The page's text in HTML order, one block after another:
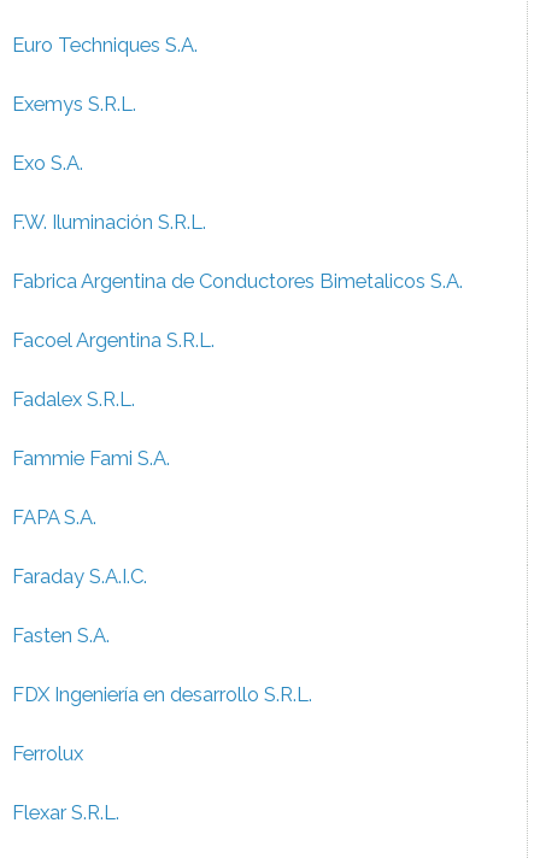
Euro Techniques S.A.
Exemys S.R.L.
Exo S.A.
F.W. Iluminación S.R.L.
Fabrica Argentina de Conductores Bimetalicos S.A.
Facoel Argentina S.R.L.
Fadalex S.R.L.
Fammie Fami S.A.
FAPA S.A.
Faraday S.A.I.C.
Fasten S.A.
FDX Ingeniería en desarrollo S.R.L.
Ferrolux
Flexar S.R.L.